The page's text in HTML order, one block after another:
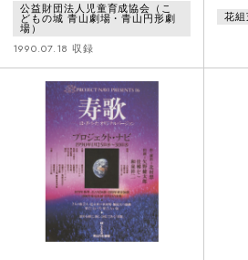
Katte&Keymama」
今回の新作ではおとぎの国の裏話
とでも呼べそうな不思議なメルヘ
ンを描きます。
公益財団法人児童育成協会（こ
どもの城 青山劇場・青山円形劇
場）
1990.07.18 収録
年代
代以
公
ス
の
花